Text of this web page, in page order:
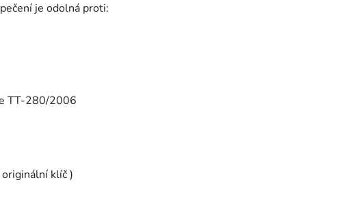
je odolná proti:
TT-280/2006
klíč )